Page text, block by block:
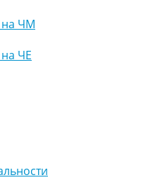
на ЧМ
ЧЕ